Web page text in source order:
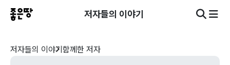
저자들의 이야기
저자들의 이야기 함께한 저자